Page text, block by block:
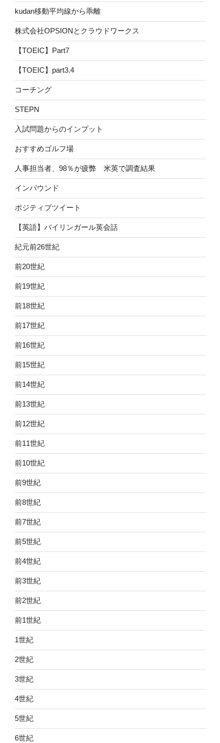
kudan移動平均線から乖離
株式会社OPSIONとクラウドワークス
【TOEIC】Part7
【TOEIC】part3.4
コーチング
STEPN
入試問題からのインプット
おすすめゴルフ場
人事担当者、98％が疲弊 米英で調査結果
インバウンド
ポジティブツイート
【英語】バイリンガール英会話
紀元前26世紀
前20世紀
前19世紀
前18世紀
前17世紀
前16世紀
前15世紀
前14世紀
前13世紀
前12世紀
前11世紀
前10世紀
前9世紀
前8世紀
前7世紀
前5世紀
前4世紀
前3世紀
前2世紀
前1世紀
1世紀
2世紀
3世紀
4世紀
5世紀
6世紀